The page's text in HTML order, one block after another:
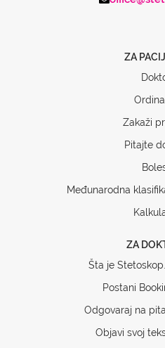
ZA
Zakaži
Pitajte
Međunarodna
ZA
Šta je
Postani
Odgovaraj na
Objavi svoj